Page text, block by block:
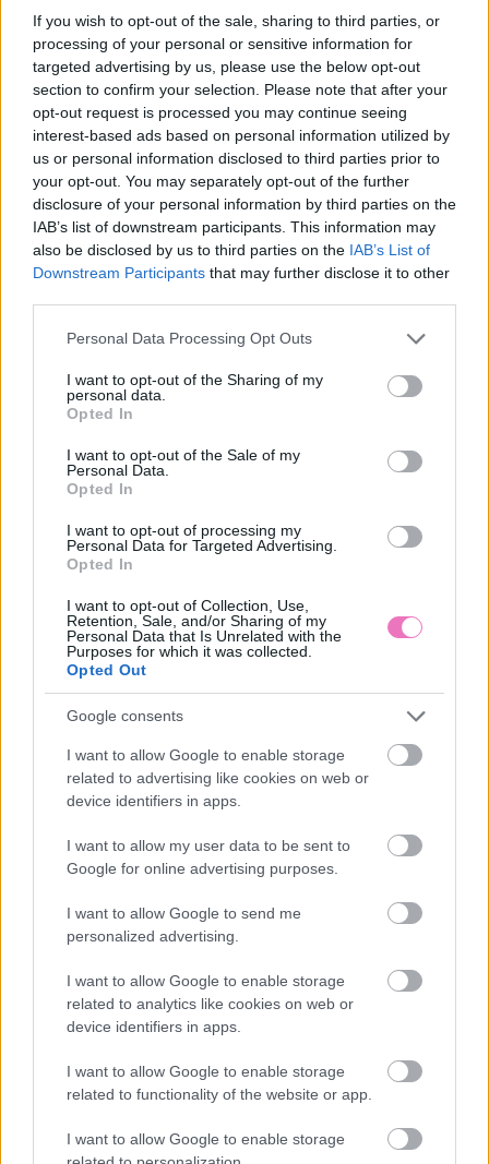
If you wish to opt-out of the sale, sharing to third parties, or
processing of your personal or sensitive information for
targeted advertising by us, please use the below opt-out
section to confirm your selection. Please note that after your
opt-out request is processed you may continue seeing
interest-based ads based on personal information utilized by
us or personal information disclosed to third parties prior to
your opt-out. You may separately opt-out of the further
disclosure of your personal information by third parties on the
IAB’s list of downstream participants. This information may
also be disclosed by us to third parties on the IAB’s List of
Downstream Participants that may further disclose it to other
Please note that this website/app uses one or more Google
not limited to your visit or usage behaviour. You may click to
grant or deny consent to Google and its third-party tags to
use your data for below specified purposes in below Google
consent section.
Personal Data Processing Opt Outs
I want to opt-out of the Sharing of my
personal data.
Opted In
I want to opt-out of the Sale of my
Personal Data.
Opted In
I want to opt-out of processing my
Personal Data for Targeted Advertising.
Opted In
I want to opt-out of Collection, Use,
Retention, Sale, and/or Sharing of my
Personal Data that Is Unrelated with the
Purposes for which it was collected.
Opted Out
Google consents
I want to allow Google to enable storage
related to advertising like cookies on web or
device identifiers in apps.
I want to allow my user data to be sent to
Google for online advertising purposes.
I want to allow Google to send me
personalized advertising.
I want to allow Google to enable storage
related to analytics like cookies on web or
device identifiers in apps.
I want to allow Google to enable storage
related to functionality of the website or app.
I want to allow Google to enable storage
belső béke
Csillagjegyek rangsora:
ők lesznek a
legszerencsésebbek 2026
nyarán
„Elutaztam volna egy
hétvégére a csajokkal, de
a férjem képtelen volt
megugrani a feladatokat”
akar, hanem visszakapni
GENERÁCIÓS MINTÁK ÖNBIZALOM ÖNÉRTÉKELÉS
SZÜLŐI PÉLDAMUTATÁS TESTKÉP TESTPOZITIVITÁS
HOZZÁSZÓLÁSOK
Szólj hozzá a Facebook-on!
LEGUTÓBBI BEJEGYZÉSEK
Rejtett porfogók a lakásban, amik miatt sűrűbben kell
takarítanod
Miért rajongunk ennyire a megtörtént bűnügyekért – és
Homokban szexelni nem a legjobb ötlet – És még 2 másik